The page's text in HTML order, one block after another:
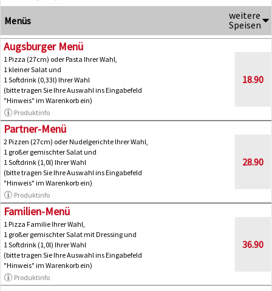
Menüs
weitere
Speisen
Augsburger Menü
1 Pizza (27cm) oder Pasta Ihrer Wahl,
1 kleiner Salat und
1 Softdrink (0,33l) Ihrer Wahl
(bitte tragen Sie Ihre Auswahl ins Eingabefeld
"Hinweis" im Warenkorb ein)
Produktinfo
18.90
Partner-Menü
2 Pizzen (27cm) oder Nudelgerichte Ihrer Wahl,
1 großer gemischter Salat und
1 Softdrink (1,0l) Ihrer Wahl
(bitte tragen Sie Ihre Auswahl ins Eingabefeld
"Hinweis" im Warenkorb ein)
Produktinfo
28.90
Familien-Menü
1 Pizza Familie Ihrer Wahl,
1 großer gemischter Salat mit Dressing und
1 Softdrink (1,0l) Ihrer Wahl
(bitte tragen Sie Ihre Auswahl ins Eingabefeld
"Hinweis" im Warenkorb ein)
Produktinfo
36.90